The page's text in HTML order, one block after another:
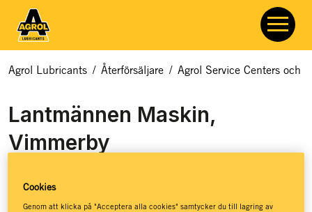
Agrol Lubricants / Återförsäljare / Agrol Service Centers och
Lantmännen Maskin,
Vimmerby
Cookies
Genom att klicka på "Acceptera alla cookies" samtycker du till lagring av